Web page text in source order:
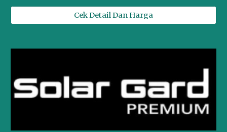
Cek Detail Dan Harga